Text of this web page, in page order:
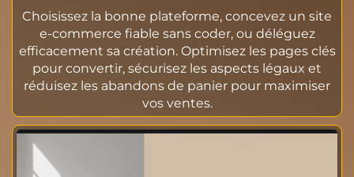
Choisissez la bonne plateforme, concevez un site
e-commerce fiable sans coder, ou déléguez
efficacement sa création. Optimisez les pages clés
pour convertir, sécurisez les aspects légaux et
réduisez les abandons de panier pour maximiser
vos ventes.